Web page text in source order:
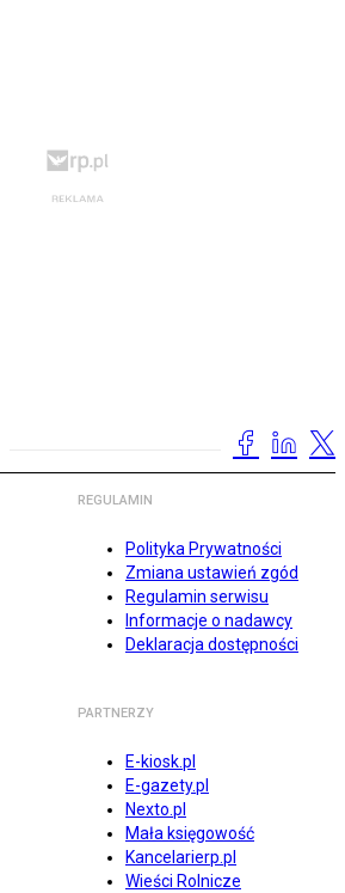
REGULAMIN
Polityka Prywatności
Zmiana ustawień zgód
Regulamin serwisu
Informacje o nadawcy
Deklaracja dostępności
PARTNERZY
E-kiosk.pl
E-gazety.pl
Nexto.pl
Mała księgowość
Kancelarierp.pl
Wieści Rolnicze